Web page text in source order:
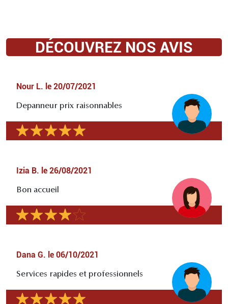
DÉCOUVREZ NOS AVIS
Nour L. le 20/07/2021
Depanneur prix raisonnables
Izia B. le 26/08/2021
Bon accueil
Dana G. le 06/10/2021
Services rapides et professionnels